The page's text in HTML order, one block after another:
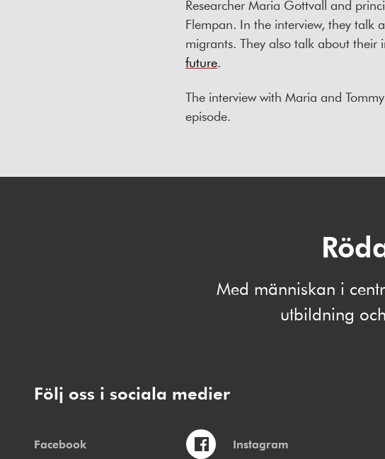
Researcher Maria Gottvall and
Flempan. In the interview, they talk
migrants. They also talk about their
future.
The interview with Maria and
episode.
Med människan i
utbildning
Följ oss i sociala medier
Facebook Instagram